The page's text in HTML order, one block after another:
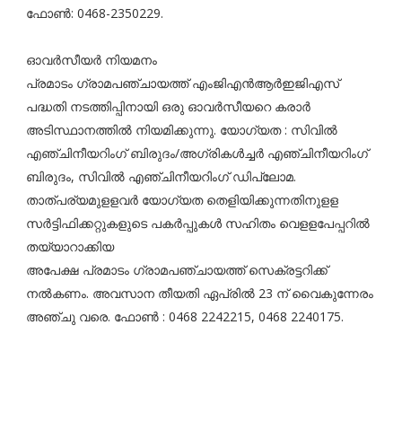
ഫോണ്‍: 0468-2350229.
ഓവര്‍സീയര്‍ നിയമനം
പ്രമാടം ഗ്രാമപഞ്ചായത്ത് എംജിഎന്‍ആര്‍ഇജിഎസ്
പദ്ധതി നടത്തിപ്പിനായി ഒരു ഓവര്‍സീയറെ കരാര്‍
അടിസ്ഥാനത്തില്‍ നിയമിക്കുന്നു. യോഗ്യത : സിവില്‍
എഞ്ചിനീയറിംഗ് ബിരുദം/അഗ്രികള്‍ച്ചര്‍ എഞ്ചിനീയറിംഗ്
ബിരുദം, സിവില്‍ എഞ്ചിനീയറിംഗ് ഡിപ്ലോമ.
താത്പര്യമുളളവര്‍ യോഗ്യത തെളിയിക്കുന്നതിനുളള
സര്‍ട്ടിഫിക്കറ്റുകളുടെ പകര്‍പ്പുകള്‍ സഹിതം വെളളപേപ്പറില്‍
തയ്യാറാക്കിയ
അപേക്ഷ പ്രമാടം ഗ്രാമപഞ്ചായത്ത് സെക്രട്ടറിക്ക്
നല്‍കണം. അവസാന തീയതി ഏപ്രില്‍ 23 ന് വൈകുന്നേരം
അഞ്ചു വരെ. ഫോണ്‍ : 0468 2242215, 0468 2240175.